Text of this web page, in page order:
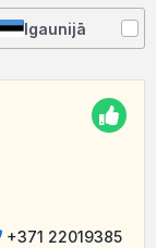
Igaunijā
+371 22019385